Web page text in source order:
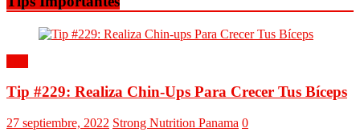
Tip #229: Realiza Chin-Ups Para Crecer Tus Bíceps
27 septiembre, 2022 Strong Nutrition Panama 0